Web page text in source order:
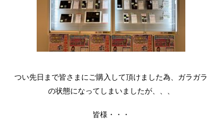
つい先日まで皆さまにご購入して頂けました為、ガラガラ
の状態になってしまいましたが、、、
皆様・・・